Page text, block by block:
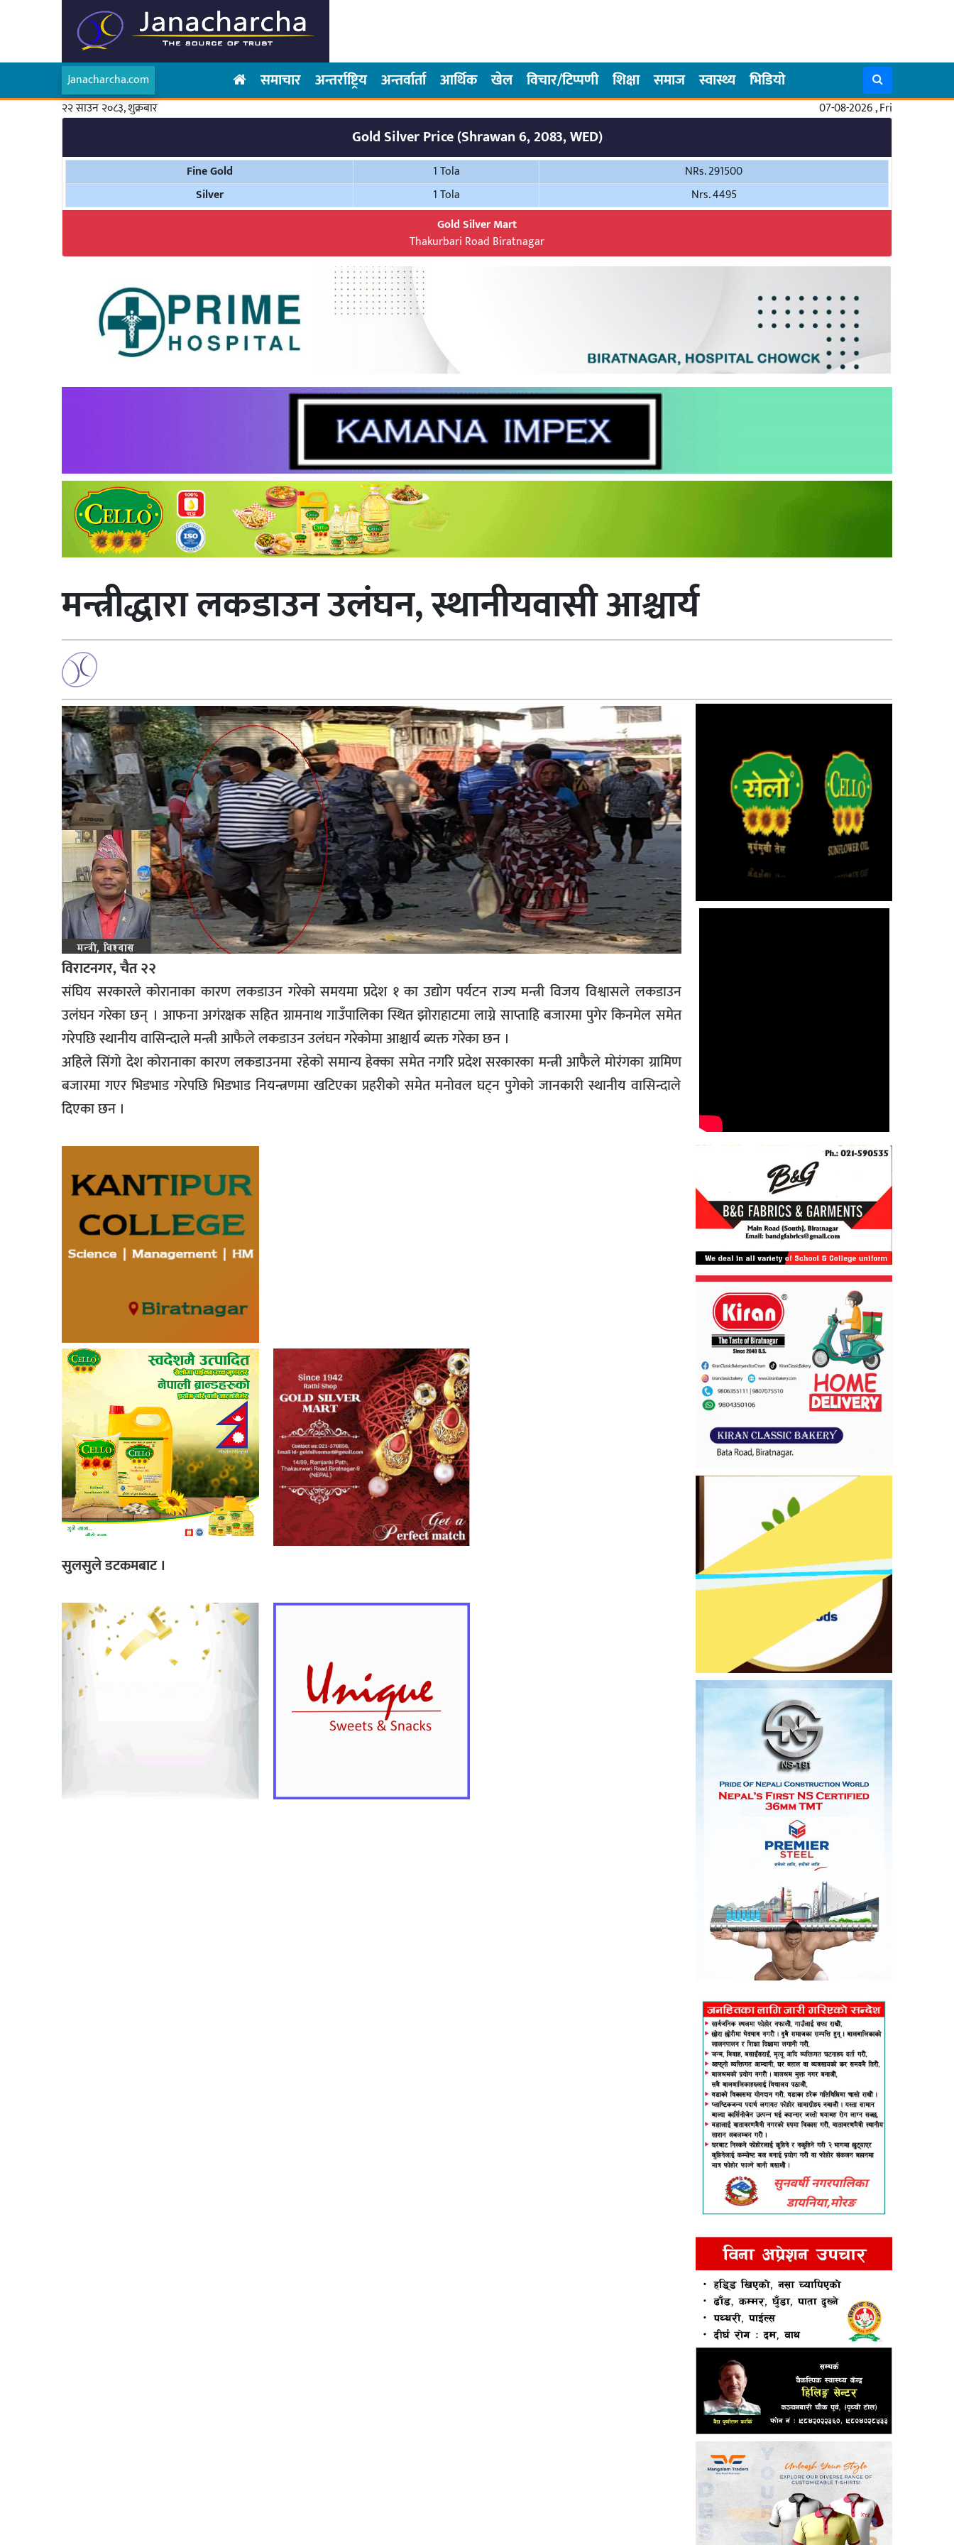
Janacharcha.com समाचार अन्तर्राष्ट्रिय अन्तर्वार्ता आर्थिक खेल विचार/टिप्पणी शिक्षा समाज स्वास्थ्य भिडियो
२२ साउन २०८३, शुक्रबार 07-08-2026 , Fri
Gold Silver Price (Shrawan 6, 2083, WED)
Fine Gold 1 Tola
NRs. 291500
Silver
1 Tola
Nrs. 4495
Gold Silver Mart
Thakurbari Road Biratnagar
मन्त्रीद्धारा लकडाउन उलंघन, स्थानीयवासी आश्चार्य
विराटनगर, चैत २२
संघिय सरकारले कोरानाका कारण लकडाउन गरेको समयमा प्रदेश १ का उद्योग पर्यटन राज्य मन्त्री विजय विश्वासले लकडाउन
उलंघन गरेका छन् । आफना अगंरक्षक सहित ग्रामनाथ गाउँपालिका स्थित झोराहाटमा लाग्ने साप्ताहि बजारमा पुगेर किनमेल समेत
गरेपछि स्थानीय वासिन्दाले मन्त्री आफैले लकडाउन उलंघन गरेकोमा आश्चार्य ब्यक्त गरेका छन ।
अहिले सिंगो देश कोरानाका कारण लकडाउनमा रहेको समान्य हेक्का समेत नगरि प्रदेश सरकारका मन्त्री आफैले मोरंगका ग्रामिण
बजारमा गएर भिडभाड गरेपछि भिडभाड नियन्त्रणमा खटिएका प्रहरीको समेत मनोवल घट्न पुगेको जानकारी स्थानीय वासिन्दाले
दिएका छन ।
सुलसुले डटकमबाट ।